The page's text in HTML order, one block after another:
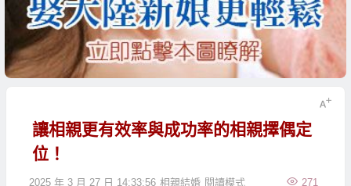
讓相親更有效率與成功率的相親擇偶定
位！
2025 年 3 月 27 日 14:33:56 相親結婚 271
閱讀模式